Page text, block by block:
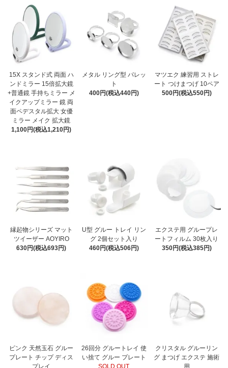
15X スタンド式 両面 ハ
ンドミラー 15倍拡大鏡
+普通鏡 手持ちミラー メ
イクアップミラー 鏡 両
面ペデスタル拡大 女優
ミラー メイク 拡大鏡
1,100円(税込1,210円)
メタル リング型 パレッ
ト
400円(税込440円)
マツエク 練習用 ストレ
ート つけまつげ 10ペア
500円(税込550円)
縁起物シリーズ マット
ツイーザー AOYIRO
630円(税込693円)
U型 グルー トレイ リン
グ 2個セット入り
460円(税込506円)
エクステ用 グループレ
ートフィルム 30枚入り
350円(税込385円)
ピンク 天然玉石 グルー
プレート チップ ディス
プレイ
26回分 グルートレイ 使
い捨て グルー プレート
SOLD OUT
クリスタル グルーリン
グ まつげ エクステ 施術
用